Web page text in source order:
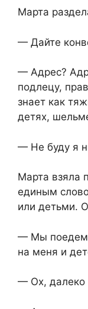
Марта
— Дайте
— Адрес?
подлецу,
знает как
детях,
— Не буду я
Марта взяла
единым
или детьми.
— Мы поедем
на меня и
— Ох, далеко